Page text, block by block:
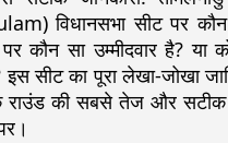
विधानसभा सीट पर
कौन सा उम्मीदवार है? या
सीट का पूरा लेखा-जोखा
की सबसे तेज और सटीक